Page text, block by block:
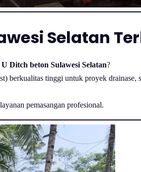
Selatan
Ditch beton Sulawesi Selatan?
berkualitas tinggi untuk proyek
pemasangan profesional.